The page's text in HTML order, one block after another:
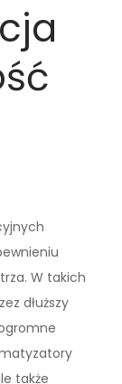
W takich
dłuższy
także